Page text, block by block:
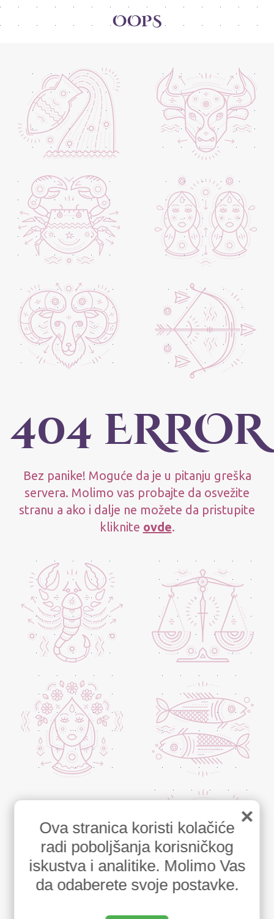
OOPS
404 ERROR
Bez panike! Moguće da je u pitanju greška
servera. Molimo vas probajte da osvežite
stranu a ako i dalje ne možete da pristupite
kliknite ovde.
×
Ova stranica koristi kolačiće
radi poboljšanja korisničkog
iskustva i analitike. Molimo Vas
da odaberete svoje postavke.